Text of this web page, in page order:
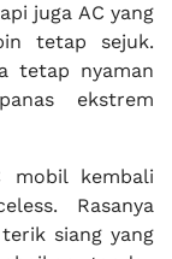
juga AC yang
tetap sejuk.
tetap nyaman
ekstrem
mobil kembali
Rasanya
siang yang